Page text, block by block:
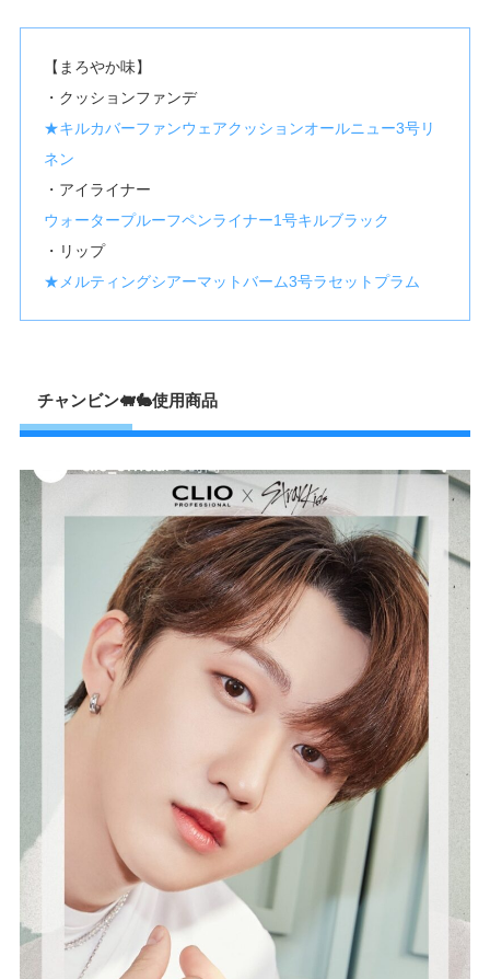
【まろやか味】
・クッションファンデ
★キルカバーファンウェアクッションオールニュー3号リ
ネン
・アイライナー
ウォータープルーフペンライナー1号キルブラック
・リップ
★メルティングシアーマットバーム3号ラセットプラム
チャンビン🐖🐇使用商品